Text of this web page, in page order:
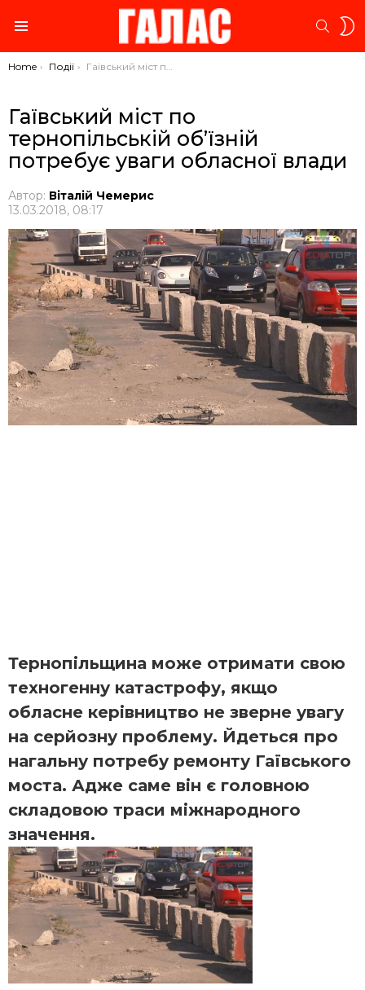
You are here:
Home Події Гаївський міст по тернопільській об’їзній потребує уваги обласної влади
Гаївський міст по
тернопільській об’їзній
потребує уваги обласної влади
Автор: Віталій Чемерис
13.03.2018, 08:17
Тернопільщина може отримати свою
техногенну катастрофу, якщо
обласне керівництво не зверне увагу
на серйозну проблему. Йдеться про
нагальну потребу ремонту Гаївського
моста. Адже саме він є головною
складовою траси міжнародного
значення.